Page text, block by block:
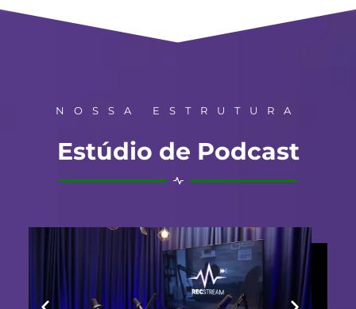
NOSSA ESTRUTURA
Estúdio de Podcast